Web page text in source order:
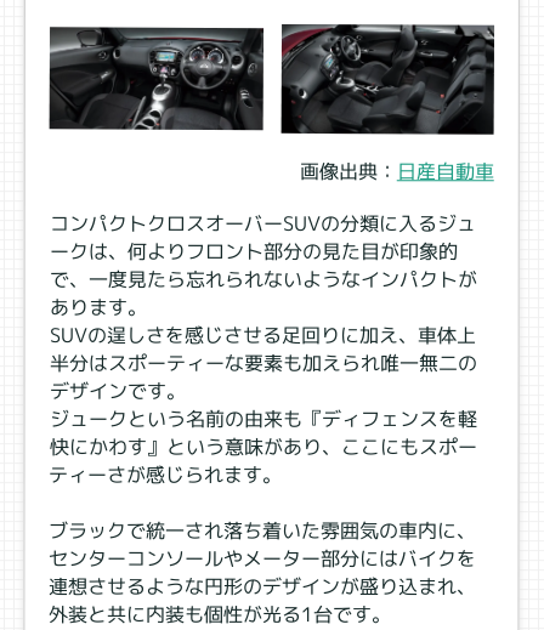
画像出典： 日産自動車
コンパクトクロスオーバーSUVの分類に入るジュ
ークは、何よりフロント部分の見た目が印象的
で、一度見たら忘れられないようなインパクトが
あります。
SUVの逞しさを感じさせる足回りに加え、車体上
半分はスポーティーな要素も加えられ唯一無二の
デザインです。
ジュークという名前の由来も『ディフェンスを軽
快にかわす』という意味があり、ここにもスポー
ティーさが感じられます。
ブラックで統一され落ち着いた雰囲気の車内に、
センターコンソールやメーター部分にはバイクを
連想させるような円形のデザインが盛り込まれ、
外装と共に内装も個性が光る1台です。